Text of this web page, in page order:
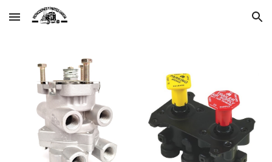
Skip to main content Skip to navigation